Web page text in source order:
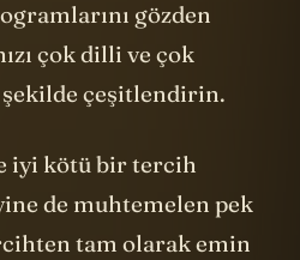
gözden
çok dilli ve çok
çeşitlendirin.
iyi kötü bir tercih
de muhtemelen pek
tam olarak emin